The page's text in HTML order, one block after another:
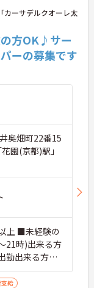
カーサデルクオーレ太
の方OK♪サー
ーの募集です
奥畑町22番15
園(京都)駅」
上 ■未経験の
21時)出来る方
勤出来る方歓
給